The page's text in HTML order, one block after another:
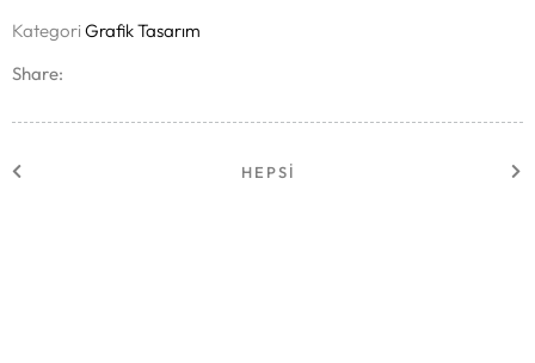
KategoriGrafik Tasarım
Share:
HEPSI